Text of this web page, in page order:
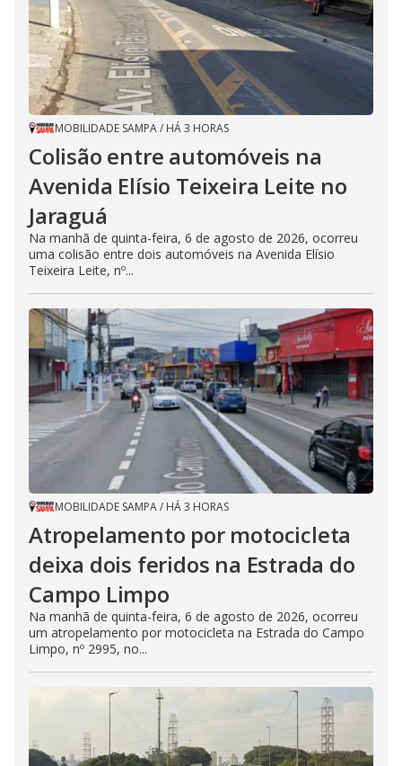
MOBILIDADE SAMPA/ HÁ 3 HORAS
Colisão entre automóveis na
Avenida Elísio Teixeira Leite no
Jaraguá
Na manhã de quinta-feira, 6 de agosto de 2026, ocorreu
uma colisão entre dois automóveis na Avenida Elísio
Teixeira Leite, nº...
MOBILIDADE SAMPA/ HÁ 3 HORAS
Atropelamento por motocicleta
deixa dois feridos na Estrada do
Campo Limpo
Na manhã de quinta-feira, 6 de agosto de 2026, ocorreu
um atropelamento por motocicleta na Estrada do Campo
Limpo, nº 2995, no...